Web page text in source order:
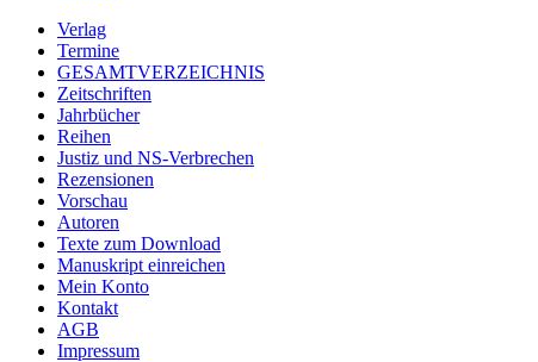
Verlag
Termine
GESAMTVERZEICHNIS
Zeitschriften
Jahrbücher
Reihen
Justiz und NS-Verbrechen
Rezensionen
Vorschau
Autoren
Texte zum Download
Manuskript einreichen
Mein Konto
Kontakt
AGB
Impressum